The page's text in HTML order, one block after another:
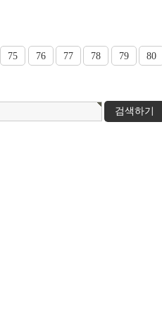
75 76 77 78 79 80
검색하기